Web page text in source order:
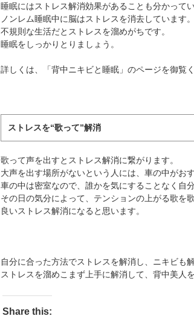
睡眠にはストレス解消効果があることも分かってい
ノンレム睡眠中に脳はストレスを消去しています。
不規則な生活だとストレスを溜めがちです。
睡眠をしっかりとりましょう。
詳しくは、「背中ニキビと睡眠」のページを御覧く
ストレスを“歌って”解消
歌って声を出すとストレス解消に繋がります。
大声を出す場所がないという人には、車の中がおす
車の中は密室なので、誰かを気にすることなく自
その日の気分によって、テンションの上がる歌を
良いストレス解消になると思います。
自分に合った方法でストレスを解消し、ニキビも
ストレスを溜めこまず上手に解消して、背中美人
Share this: